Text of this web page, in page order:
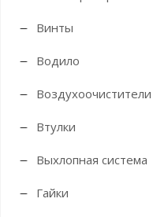
Винты
Водило
Воздухоочистители
Втулки
Выхлопная система
Гайки